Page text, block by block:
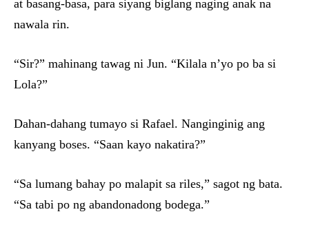
at basang-basa, para siyang biglang naging anak na
nawala rin.
“Sir?” mahinang tawag ni Jun. “Kilala n’yo po ba si
Lola?”
Dahan-dahang tumayo si Rafael. Nanginginig ang
kanyang boses. “Saan kayo nakatira?”
“Sa lumang bahay po malapit sa riles,” sagot ng bata.
“Sa tabi po ng abandonadong bodega.”